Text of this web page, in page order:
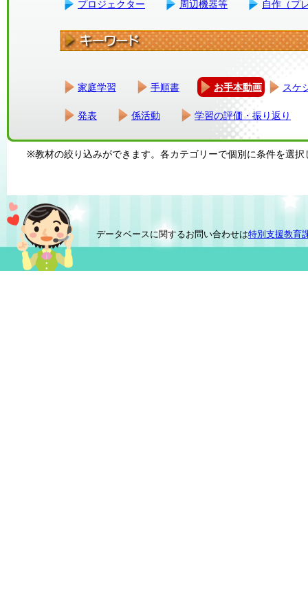
プロジェクター 周辺機器等 自作（プ
家庭学習 手順書 お手本動画 スケ
発表 係活動 学習の評価・振り返り
※教材の絞り込みができます。各カテゴリーで個別に条件を選択
データベースに関するお問い合わせは特別支援教育